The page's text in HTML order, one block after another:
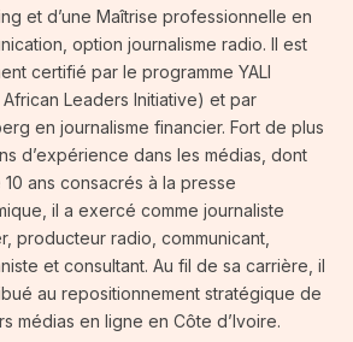
et d’une Maîtrise professionnelle en
option journalisme radio. Il est
certifié par le programme YALI
African Leaders Initiative) et par
en journalisme financier. Fort de plus
d’expérience dans les médias, dont
ans consacrés à la presse
il a exercé comme journaliste
producteur radio, communicant,
et consultant. Au fil de sa carrière, il
au repositionnement stratégique de
médias en ligne en Côte d’Ivoire.